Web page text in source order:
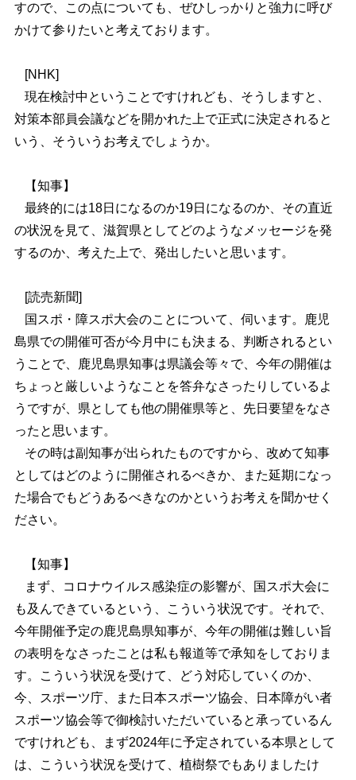
すので、この点についても、ぜひしっかりと強力に呼び
かけて参りたいと考えております。
[NHK]
現在検討中ということですけれども、そうしますと、
対策本部員会議などを開かれた上で正式に決定されると
いう、そういうお考えでしょうか。
【知事】
最終的には18日になるのか19日になるのか、その直近
の状況を見て、滋賀県としてどのようなメッセージを発
するのか、考えた上で、発出したいと思います。
[読売新聞]
国スポ・障スポ大会のことについて、伺います。鹿児
島県での開催可否が今月中にも決まる、判断されるとい
うことで、鹿児島県知事は県議会等々で、今年の開催は
ちょっと厳しいようなことを答弁なさったりしているよ
うですが、県としても他の開催県等と、先日要望をなさ
ったと思います。
その時は副知事が出られたものですから、改めて知事
としてはどのように開催されるべきか、また延期になっ
た場合でもどうあるべきなのかというお考えを聞かせく
ださい。
【知事】
まず、コロナウイルス感染症の影響が、国スポ大会に
も及んできているという、こういう状況です。それで、
今年開催予定の鹿児島県知事が、今年の開催は難しい旨
の表明をなさったことは私も報道等で承知をしておりま
す。こういう状況を受けて、どう対応していくのか、
今、スポーツ庁、また日本スポーツ協会、日本障がい者
スポーツ協会等で御検討いただいていると承っているん
ですけれども、まず2024年に予定されている本県として
は、こういう状況を受けて、植樹祭でもありましたけ